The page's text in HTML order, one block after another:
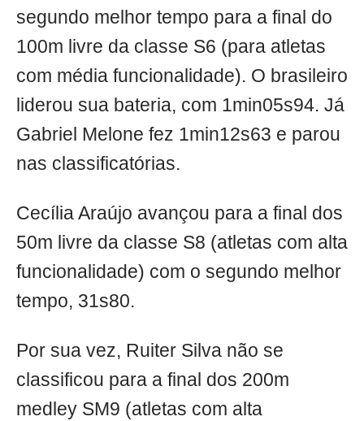
segundo melhor tempo para a final do
100m livre da classe S6 (para atletas
com média funcionalidade). O brasileiro
liderou sua bateria, com 1min05s94. Já
Gabriel Melone fez 1min12s63 e parou
nas classificatórias.
Cecília Araújo avançou para a final dos
50m livre da classe S8 (atletas com alta
funcionalidade) com o segundo melhor
tempo, 31s80.
Por sua vez, Ruiter Silva não se
classificou para a final dos 200m
medley SM9 (atletas com alta